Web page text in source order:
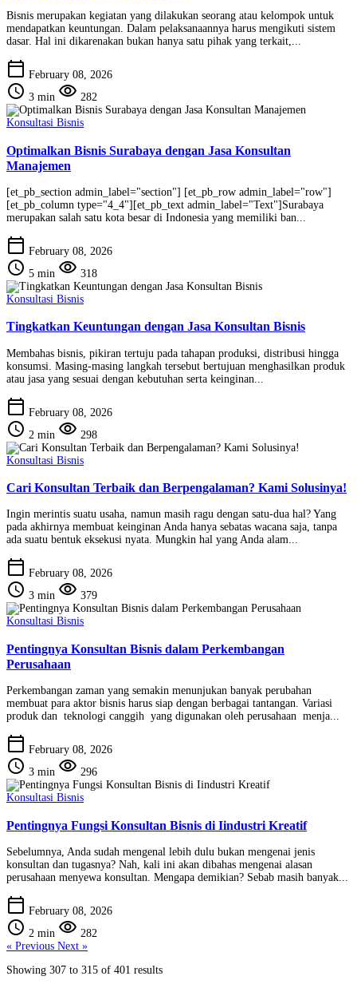
Bisnis merupakan kegiatan yang dilakukan seorang atau kelompok untuk
mendapatkan keuntungan. Dalam pelaksanaannya harus mengikuti sistem
dasar. Hal ini dikarenakan bukan hanya satu pihak yang terkait,...
calendar_today February 08, 2026
schedule 3 min visibility 282
Konsultasi Bisnis
Optimalkan Bisnis Surabaya dengan Jasa Konsultan
Manajemen
[et_pb_section admin_label="section"] [et_pb_row admin_label="row"]
[et_pb_column type="4_4"][et_pb_text admin_label="Text"]Surabaya
merupakan salah satu kota besar di Indonesia yang memiliki ban...
calendar_today February 08, 2026
schedule 5 min visibility 318
Konsultasi Bisnis
Tingkatkan Keuntungan dengan Jasa Konsultan Bisnis
Membahas bisnis, pikiran tertuju pada tahapan produksi, distribusi hingga
konsumsi. Masing-masing langkah tersebut bertujuan menghasilkan produk
atau jasa yang sesuai dengan kebutuhan serta keinginan...
calendar_today February 08, 2026
schedule 2 min visibility 298
Konsultasi Bisnis
Cari Konsultan Terbaik dan Berpengalaman? Kami Solusinya!
Ingin merintis suatu usaha, namun masih ragu dengan satu-dua hal? Yang
pada akhirnya membuat keinginan Anda hanya sebatas wacana saja, tanpa
ada suatu bentuk eksekusi nyata. Mungkin hal yang Anda alam...
calendar_today February 08, 2026
schedule 3 min visibility 379
Konsultasi Bisnis
Pentingnya Konsultan Bisnis dalam Perkembangan
Perusahaan
Perkembangan zaman yang semakin menunjukan banyak perubahan
membuat para aktor bisnis harus siap dengan berbagai tantangan. Variasi
produk dan teknologi canggih yang digunakan oleh perusahaan menja...
calendar_today February 08, 2026
schedule 3 min visibility 296
Konsultasi Bisnis
Pentingnya Fungsi Konsultan Bisnis di Iindustri Kreatif
Sebelumnya, Anda sudah mengenal lebih dulu bukan mengenai jenis
konsultan dan tugasnya? Nah, kali ini akan dibahas mengenai alasan
perusahaan menyewa konsultan. Mengapa demikian? Sebab masih banyak...
calendar_today February 08, 2026
schedule 2 min visibility 282
« Previous Next »
Showing 307 to 315 of 401 results